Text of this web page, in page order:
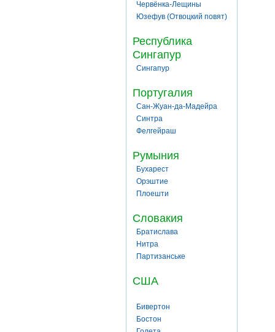
Червёнка-Лещины
Юзефув (Отвоцкий повят)
Республика
Сингапур
Сингапур
Португалия
Сан-Жуан-да-Мадейра
Синтра
Фелгейраш
Румыния
Бухарест
Орэштие
Плоешти
Словакия
Братислава
Нитра
Партизанське
США
Бивертон
Бостон